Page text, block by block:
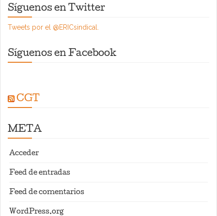
Síguenos en Twitter
Tweets por el @ERICsindical.
Síguenos en Facebook
CGT
META
Acceder
Feed de entradas
Feed de comentarios
WordPress.org